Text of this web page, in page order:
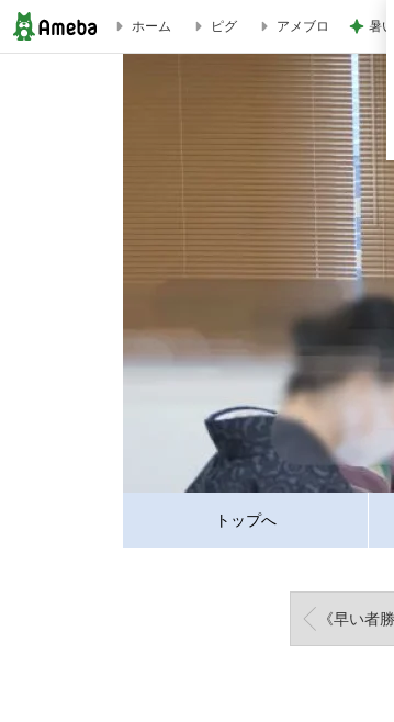
ルーペ持参のお願い 【満席】12月2日 リユース
ホーム ピグ アメブロ 暑
《早い者勝ち！》手洗いOK エレ
トップへ